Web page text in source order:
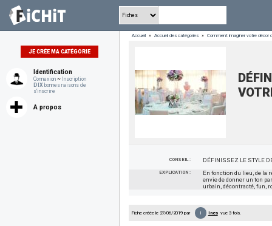
JE CRÉE MA CATÉGORIE
Identification
Connexion ~ Inscription
DIX bonnes raisons de
s'inscrire
A propos
Accueil » Accueil des catégories » Comment imaginer votre décor
CONSEIL : DÉFINISSEZ LE STYLE
EXPLICATION :
En fonction du lieu, de la
envie de donner un ton
urbain, décontracté, fun,
Fiche créée le 27/06/2019 par I Inesvue 3 fois.